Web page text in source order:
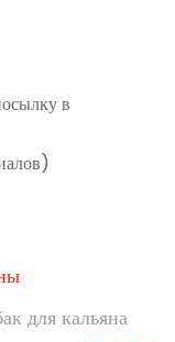
в
для кальяна